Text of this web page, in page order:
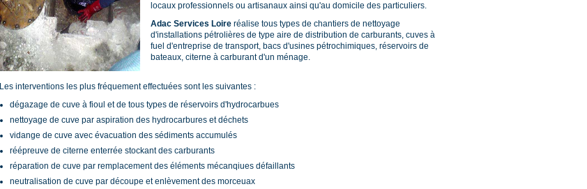
locaux professionnels ou artisanaux ainsi qu'au domicile des particuliers.
Adac Services Loire réalise tous types de chantiers de nettoyage
d'installations pétrolières de type aire de distribution de carburants, cuves à
fuel d'entreprise de transport, bacs d'usines pétrochimiques, réservoirs de
bateaux, citerne à carburant d'un ménage.
Les interventions les plus fréquement effectuées sont les suivantes :
dégazage de cuve à fioul et de tous types de réservoirs d'hydrocarbues
nettoyage de cuve par aspiration des hydrocarbures et déchets
vidange de cuve avec évacuation des sédiments accumulés
réépreuve de citerne enterrée stockant des carburants
réparation de cuve par remplacement des éléments mécanqiues défaillants
neutralisation de cuve par découpe et enlèvement des morceuax